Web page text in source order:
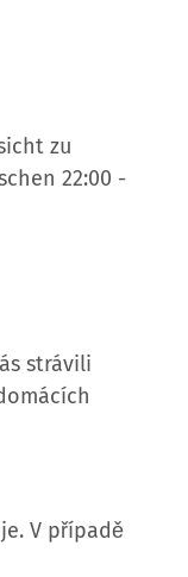
zu
22:00 -
strávili
V případě